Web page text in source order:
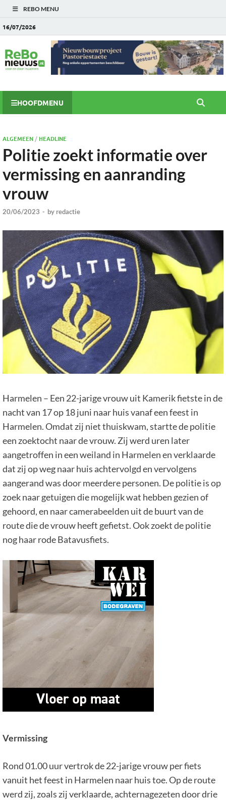
REBO MENU
16/07/2026
HOOFDMENU
ALGEMEEN/ HEADLINE
Politie zoekt informatie over
vermissing en aanranding
vrouw
20/06/2023 - by redactie
Harmelen – Een 22-jarige vrouw uit Kamerik fietste in de
nacht van 17 op 18 juni naar huis vanaf een feest in
Harmelen. Omdat zij niet thuiskwam, startte de politie
een zoektocht naar de vrouw. Zij werd uren later
aangetroffen in een weiland in Harmelen en verklaarde
dat zij op weg naar huis achtervolgd en vervolgens
aangerand was door meerdere personen. De politie is op
zoek naar getuigen die mogelijk wat hebben gezien of
gehoord, en naar camerabeelden uit de buurt van de
route die de vrouw heeft gefietst. Ook zoekt de politie
nog haar rode Batavusfiets.
Vermissing
Rond 01.00 uur vertrok de 22-jarige vrouw per fiets
vanuit het feest in Harmelen naar huis toe. Op de route
werd zij, zoals zij verklaarde, achternagezeten door drie